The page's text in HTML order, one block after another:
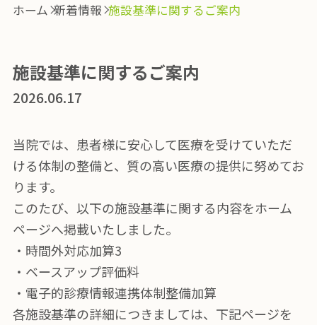
ホーム 新着情報 施設基準に関するご案内
施設基準に関するご案内
2026.06.17
当院では、患者様に安心して医療を受けていただ
ける体制の整備と、質の高い医療の提供に努めてお
ります。
このたび、以下の施設基準に関する内容をホーム
ページへ掲載いたしました。
・時間外対応加算3
・ベースアップ評価料
・電子的診療情報連携体制整備加算
各施設基準の詳細につきましては、下記ページを